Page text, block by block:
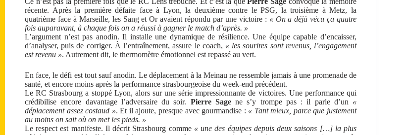
récente. Après la première défaite face à Lyon, la deuxième contre le PSG, la troisième à Metz, la
quatrième face à Marseille, les Sang et Or avaient répondu par une victoire : « On a déjà vécu ça quatre
fois auparavant, à chaque fois on a réussi à gagner le match d’après. »
L’argument n’est pas anodin. Il installe une dynamique de résilience. Une équipe capable d’encaisser,
d’analyser, puis de corriger. À l’entraînement, assure le coach, « les sourires sont revenus, l’engagement
est revenu ». Autrement dit, le thermomètre émotionnel est repassé au vert.
En face, le défi est tout sauf anodin. Le déplacement à la Meinau ne ressemble jamais à une promenade de
santé, et encore moins après la performance strasbourgeoise du week-end précédent.
Le RC Strasbourg a stoppé Lyon, alors sur une série impressionnante de victoires. Une performance qui
crédibilise encore davantage l’adversaire du soir. Pierre Sagene s’y trompe pas : il parle d’un «
déplacement assez costaud ». Et il ajoute, presque avec gourmandise : « Tant mieux, parce que justement
au moins on sait où on met les pieds. »
Le respect est manifeste. Il décrit Strasbourg comme « une des équipes depuis deux saisons […] la plus